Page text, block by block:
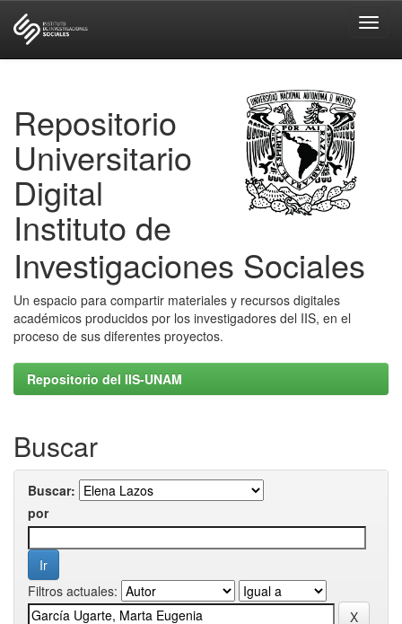
Repositorio
Universitario
Digital
Instituto de
Investigaciones Sociales
Un espacio para compartir materiales y recursos digitales
académicos producidos por los investigadores del IIS, en el
proceso de sus diferentes proyectos.
Repositorio del IIS-UNAM
Buscar
Buscar:
por
Filtros actuales: